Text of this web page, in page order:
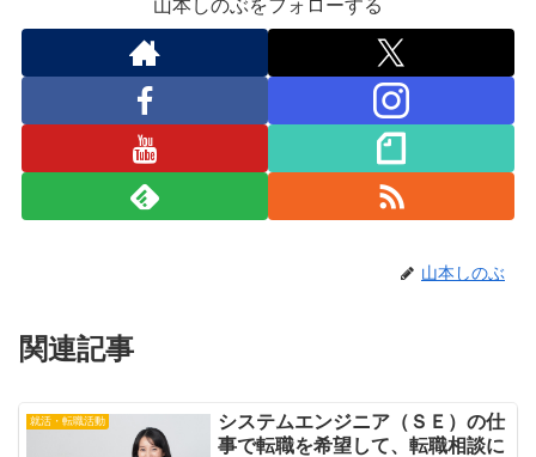
山本しのぶをフォローする
山本しのぶ
関連記事
就活・転職活動
システムエンジニア（ＳＥ）の仕
事で転職を希望して、転職相談に